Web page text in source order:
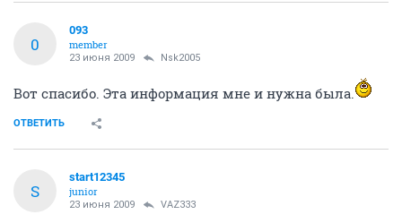
0
093
member
23 июня 2009 Nsk2005
Вот спасибо. Эта информация мне и нужна была.
ОТВЕТИТЬ
S
start12345
junior
23 июня 2009 VAZ333